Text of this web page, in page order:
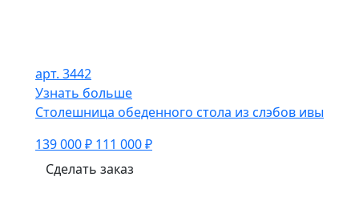
арт. 3442
Узнать больше
Столешница обеденного стола из слэбов ивы
139 000 ₽ 111 000 ₽
Сделать заказ